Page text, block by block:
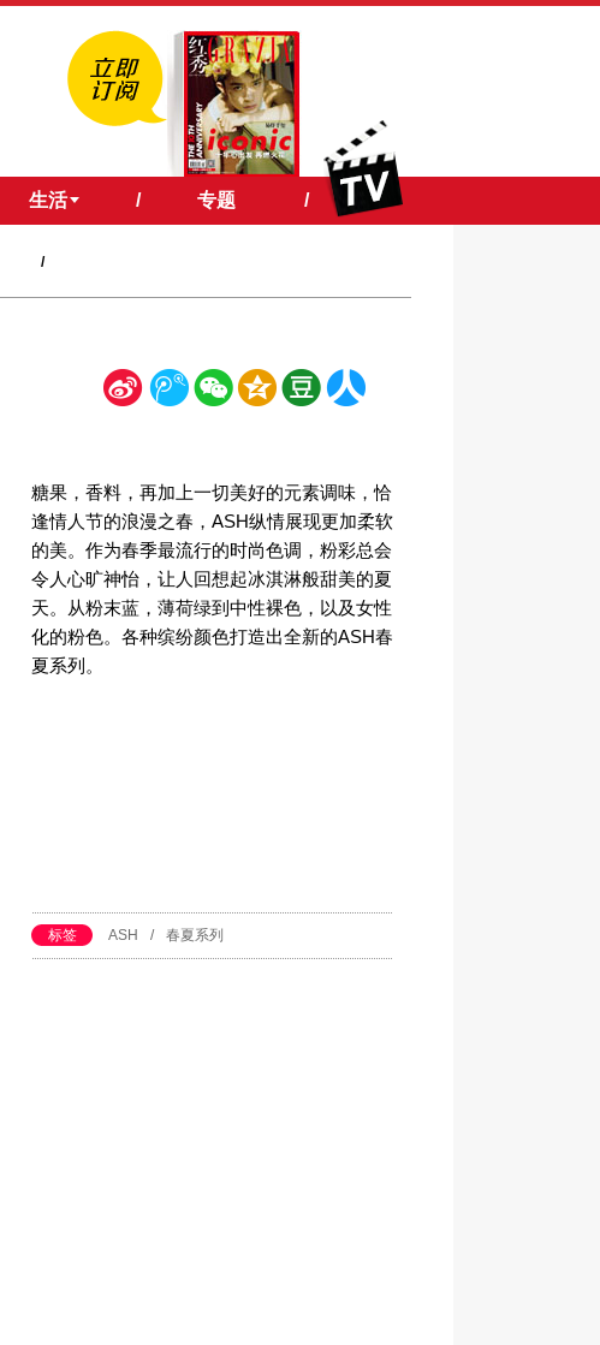
生活 / 专题 /
/
新 腾 微 空 豆
糖果，香料，再加上一切美好的元素调味，恰
逢情人节的浪漫之春，ASH纵情展现更加柔软
的美。作为春季最流行的时尚色调，粉彩总会
令人心旷神怡，让人回想起冰淇淋般甜美的夏
天。从粉末蓝，薄荷绿到中性裸色，以及女性
化的粉色。各种缤纷颜色打造出全新的ASH春
夏系列。
标签 ASH / 春夏系列